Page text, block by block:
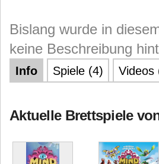
Bislang wurde in
keine Beschreibung
Info Spiele (4) Videos
Aktuelle Brettspiele